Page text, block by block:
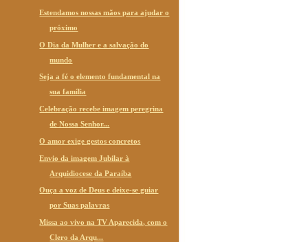
Estendamos nossas mãos para ajudar o
próximo
O Dia da Mulher e a salvação do
mundo
Seja a fé o elemento fundamental na
sua família
Celebração recebe imagem peregrina
de Nossa Senhor...
O amor exige gestos concretos
Envio da imagem Jubilar à
Arquidiocese da Paraíba
Ouça a voz de Deus e deixe-se guiar
por Suas palavras
Missa ao vivo na TV Aparecida, com o
Clero da Arqu...